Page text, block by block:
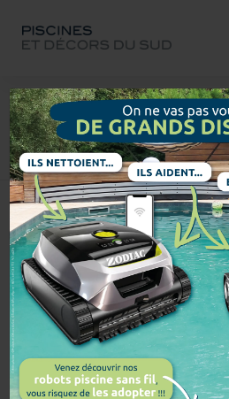
SEL
Accueil
Recherche
de
produits